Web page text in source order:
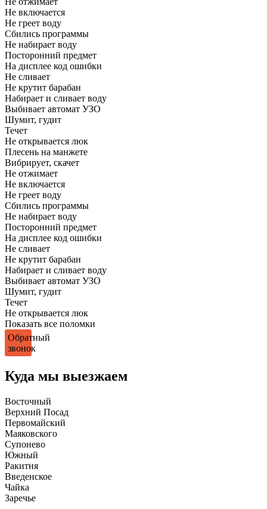
Не включается
Не греет воду
Сбились программы
Не набирает воду
Посторонний предмет
На дисплее код ошибки
Не сливает
Не крутит барабан
Набирает и сливает воду
Выбивает автомат УЗО
Шумит, гудит
Течет
Не открывается люк
Плесень на манжете
Вибрирует, скачет
Не отжимает
Не включается
Не греет воду
Сбились программы
Не набирает воду
Посторонний предмет
На дисплее код ошибки
Не сливает
Не крутит барабан
Набирает и сливает воду
Выбивает автомат УЗО
Шумит, гудит
Течет
Не открывается люк
Показать все поломки
Обратный
звонок
Куда мы выезжаем
Восточный
Верхний Посад
Первомайский
Маяковского
Супонево
Южный
Ракитня
Введенское
Чайка
Заречье